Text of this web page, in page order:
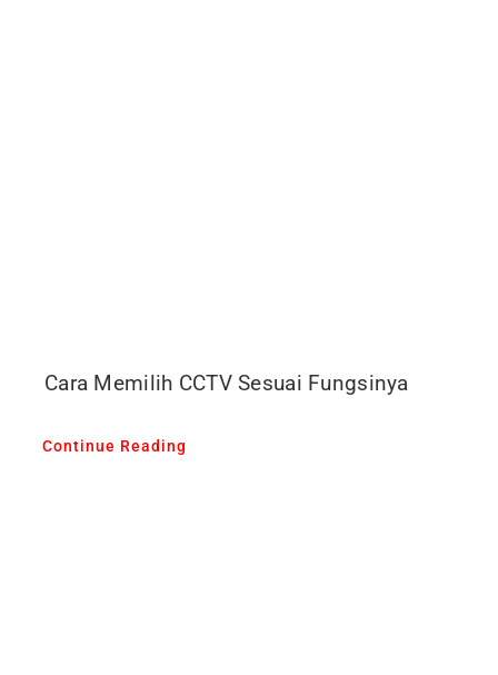
Cara Memilih CCTV Sesuai Fungsinya
Continue Reading